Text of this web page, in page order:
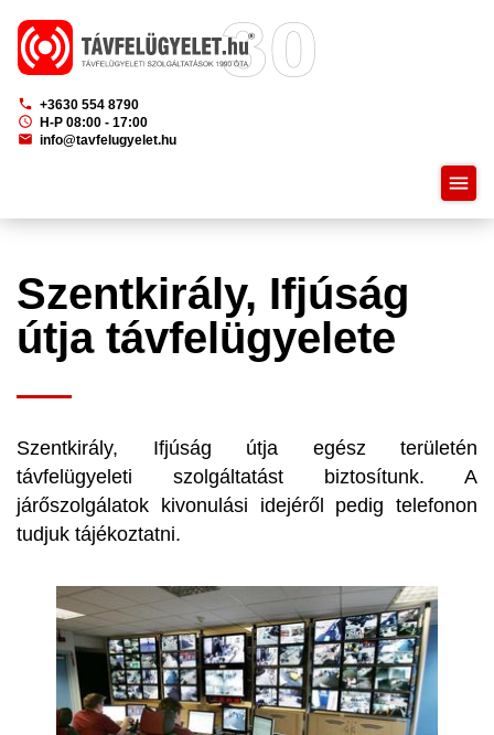
phone +3630 554 8790
schedule
H-P 08:00 - 17:00
mail info@tavfelugyelet.hu
menu
Szentkirály, Ifjúság
útja távfelügyelete
Szentkirály, Ifjúság útja egész területén
távfelügyeleti szolgáltatást biztosítunk. A
járőszolgálatok kivonulási idejéről pedig telefonon
tudjuk tájékoztatni.